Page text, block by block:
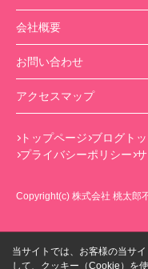
会社概要
お問い合わせ
アクセスマップ
トップページ ブログト
プライバシーポリシー
Copyright(c) 株式会社 桃太
当サイトでは、お客様の当サ
して、クッキー（Cookie）を